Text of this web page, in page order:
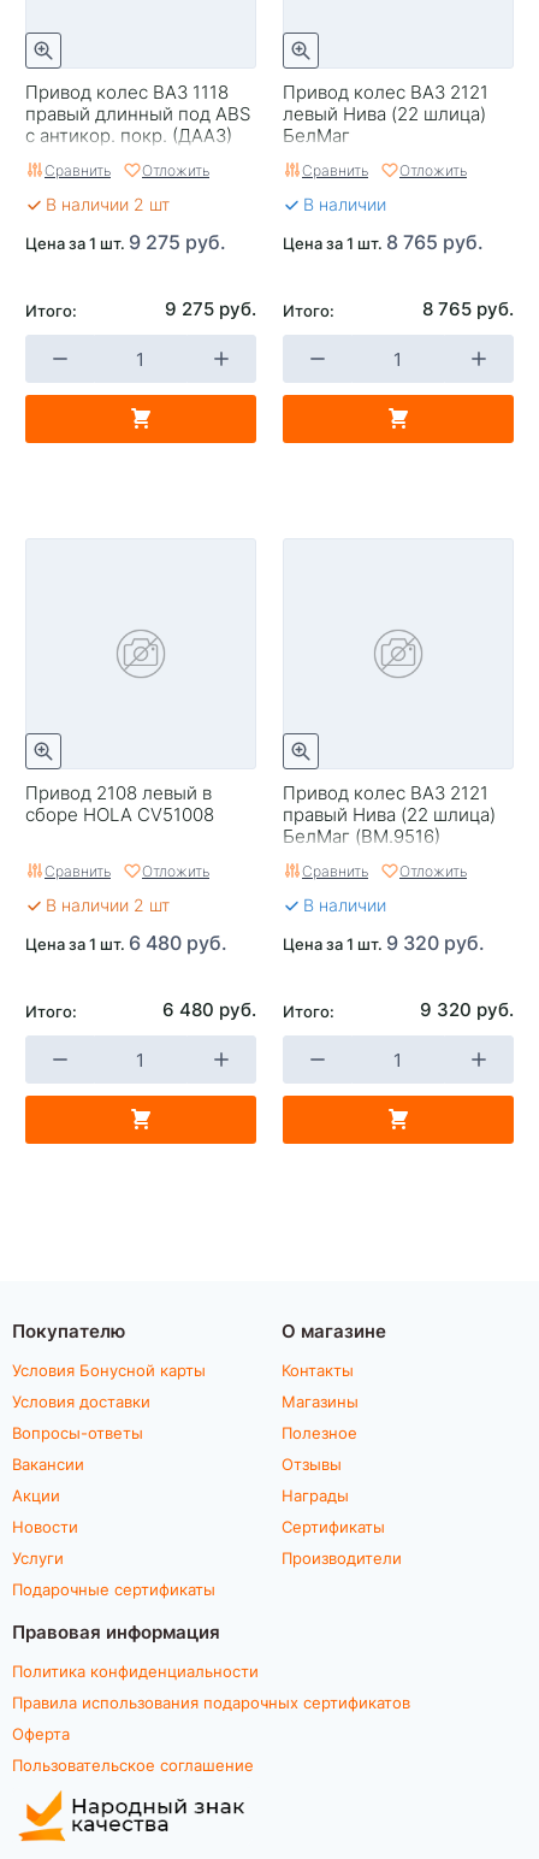
Привод колес ВАЗ 1118
правый длинный под ABS
с антикор. покр. (ДААЗ)
Сравнить Отложить
В наличии 2 шт
Цена за 1 шт. 9 275 руб.
Итого: 9 275 руб.
Привод колес ВАЗ 2121
левый Нива (22 шлица)
БелМаг
Сравнить Отложить
В наличии
Цена за 1 шт. 8 765 руб.
Итого: 8 765 руб.
Привод 2108 левый в
сборе HOLA CV51008
Сравнить Отложить
В наличии 2 шт
Цена за 1 шт. 6 480 руб.
Итого: 6 480 руб.
Привод колес ВАЗ 2121
правый Нива (22 шлица)
БелМаг (ВМ.9516)
Сравнить Отложить
В наличии
Цена за 1 шт. 9 320 руб.
Итого: 9 320 руб.
Покупателю
Условия Бонусной карты
Условия доставки
Вопросы-ответы
Вакансии
Акции
Новости
Услуги
Подарочные сертификаты
О магазине
Контакты
Магазины
Полезное
Отзывы
Награды
Сертификаты
Производители
Правовая информация
Политика конфиденциальности
Правила использования подарочных сертификатов
Оферта
Пользовательское соглашение